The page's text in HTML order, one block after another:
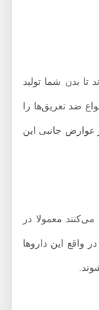
شما تولید
تعریق‌ها را
جانبی این
معمولا در
این داروها